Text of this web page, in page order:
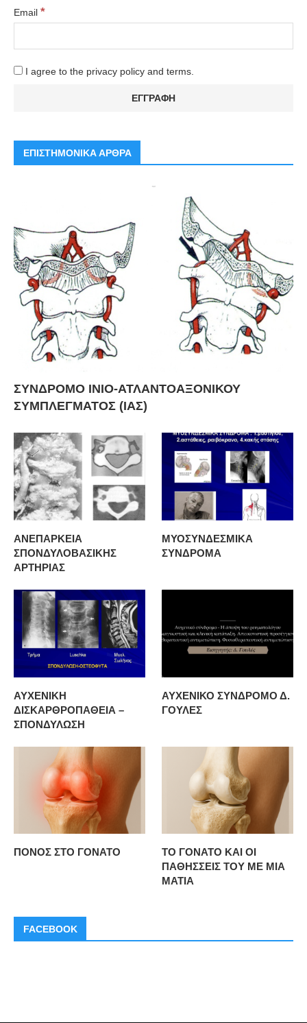
Email *
I agree to the privacy policy and terms.
ΕΠΙΣΤΗΜΟΝΙΚΑ ΑΡΘΡΑ
ΣΥΝΔΡΟΜΟ ΙΝΙΟ-ΑΤΛΑΝΤΟΑΞΟΝΙΚΟΥ
ΣΥΜΠΛΕΓΜΑΤΟΣ (ΙΑΣ)
ΑΝΕΠΑΡΚΕΙΑ
ΣΠΟΝΔΥΛΟΒΑΣΙΚΗΣ
ΑΡΤΗΡΙΑΣ
ΜΥΟΣΥΝΔΕΣΜΙΚΑ
ΣΥΝΔΡΟΜΑ
ΑΥΧΕΝΙΚΗ
ΔΙΣΚΑΡΘΡΟΠΑΘΕΙΑ –
ΣΠΟΝΔΥΛΩΣΗ
ΑΥΧΕΝΙΚΟ ΣΥΝΔΡΟΜΟ Δ.
ΓΟΥΛΕΣ
ΠΟΝΟΣ ΣΤΟ ΓΟΝΑΤΟ
ΤΟ ΓΟΝΑΤΟ ΚΑΙ ΟΙ
ΠΑΘΗΣΣΕΙΣ ΤΟΥ ΜΕ ΜΙΑ
ΜΑΤΙΑ
FACEBOOK